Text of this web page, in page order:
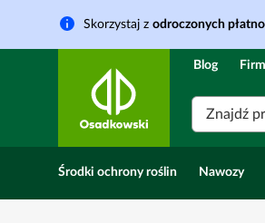
Skorzystaj z odroczonych
Blog
Znajdź
Środki ochrony roślin Nawozy